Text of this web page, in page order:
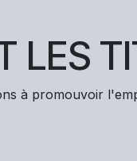
LES
à promouvoir